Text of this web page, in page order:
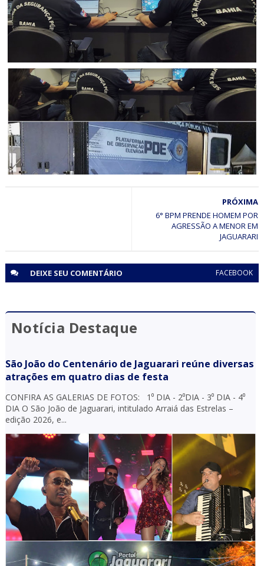
ANDORINHA
Mais um procurado pela Justiça é localizado pelo Sistema
de Reconhecimento Facial da SSP-BA no São Pedro de
Andorinha
Procurado pela Justiça é preso após identificação pelo
Sistema de Reconhecimento Facial da SSP-BA no São
PRÓXIMA
6° BPM PRENDE HOMEM POR
AGRESSÃO A MENOR EM
JAGUARARI
DEIXE SEU COMENTÁRIO FACEBOOK
Notícia Destaque
São João do Centenário de Jaguarari reúne diversas
atrações em quatro dias de festa
CONFIRA AS GALERIAS DE FOTOS: 1⁰ DIA - 2⁰DIA - 3⁰ DIA - 4⁰
DIA O São João de Jaguarari, intitulado Arraiá das Estrelas –
edição 2026, e...